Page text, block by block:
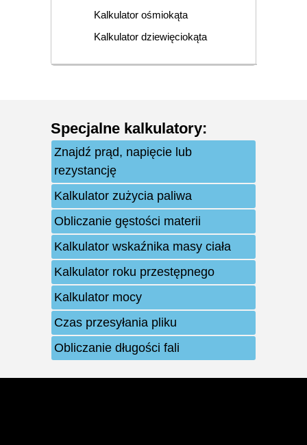
Kalkulator ośmiokąta
Kalkulator dziewięciokąta
Specjalne kalkulatory:
Znajdź prąd, napięcie lub
rezystancję
Kalkulator zużycia paliwa
Obliczanie gęstości materii
Kalkulator wskaźnika masy ciała
Kalkulator roku przestępnego
Kalkulator mocy
Czas przesyłania pliku
Obliczanie długości fali